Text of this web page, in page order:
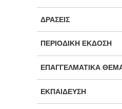
ΔΡΆΣΕΙΣ
ΠΕΡΙΟΔΙΚΉ ΈΚΔΟΣΗ
ΕΠΑΓΓΕΛΜΑΤΙΚΆ
ΕΚΠΑΊΔΕΥΣΗ